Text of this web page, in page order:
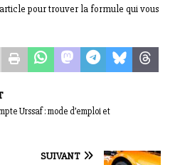
pour trouver la formule qui vous
Urssaf : mode d’emploi et
SUIVANT